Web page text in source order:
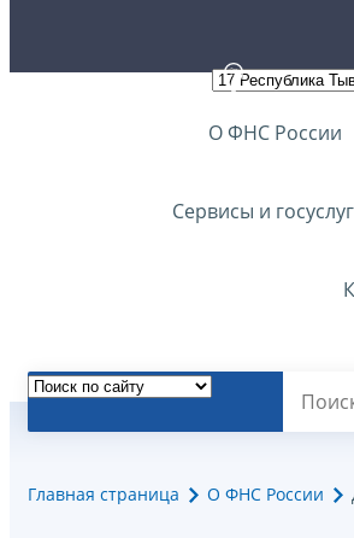
О ФНС России
Сервисы и
Главная страница О ФНС России